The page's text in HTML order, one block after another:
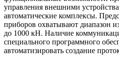
управления внешними
автоматические комплексы.
приборов охватывают диапазон
до 1000 кН. Наличие
специального программного
автоматизировать создание